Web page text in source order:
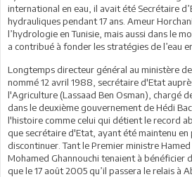
international en eau, il avait été Secrétaire
hydrauliques pendant 17 ans. Ameur
l’hydrologie en Tunisie, mais aussi dans le
a contribué à fonder les stratégies de l’eau
Longtemps directeur général au ministère
nommé 12 avril 1988, secrétaire d'Etat
l'Agriculture (Lassaad Ben Osman), chargé
dans le deuxième gouvernement de Hédi
l'histoire comme celui qui détient le record
que secrétaire d'Etat, ayant été maintenu en
discontinuer. Tant le Premier ministre Hamed
Mohamed Ghannouchi tenaient à bénéficier
que le 17 août 2005 qu’il passera le relais à